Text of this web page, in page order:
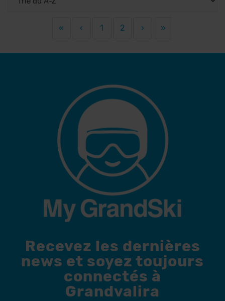
« ‹ 1 2 › »
Recevez les dernières
news et soyez toujours
connectés à
Grandvalira